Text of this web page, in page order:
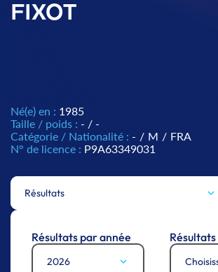
FIXOT
Né(e) en : 1985
Taille / poids : - / -
Catégorie / Nationalité : - / M / FRA
N° de licence : P9A63349031
Résultats
Résultats par année
2026